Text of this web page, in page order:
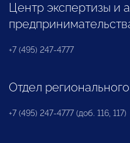
Центр экспертизы и
+7 (495) 247-4777
Отдел
+7 (495) 247-4777 (доб. 116, 117)